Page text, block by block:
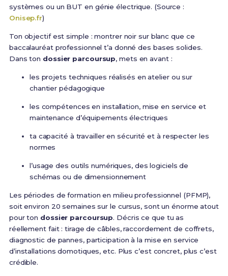
systèmes ou un BUT en génie électrique. (Source :
Onisep.fr)
Ton objectif est simple : montrer noir sur blanc que ce
baccalauréat professionnel t’a donné des bases solides.
Dans ton dossier parcoursup, mets en avant :
les projets techniques réalisés en atelier ou sur
chantier pédagogique
les compétences en installation, mise en service et
maintenance d’équipements électriques
ta capacité à travailler en sécurité et à respecter les
normes
l’usage des outils numériques, des logiciels de
schémas ou de dimensionnement
Les périodes de formation en milieu professionnel (PFMP),
soit environ 20 semaines sur le cursus, sont un énorme atout
pour ton dossier parcoursup. Décris ce que tu as
réellement fait : tirage de câbles, raccordement de coffrets,
diagnostic de pannes, participation à la mise en service
d’installations domotiques, etc. Plus c’est concret, plus c’est
crédible.